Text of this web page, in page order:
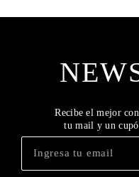
Recibe el mejor
tu mail y un